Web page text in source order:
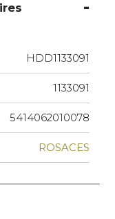
HDD1133091
1133091
5414062010078
ROSACES